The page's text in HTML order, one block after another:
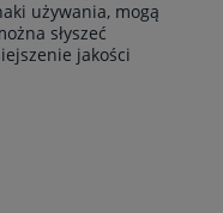
używania, mogą
słyszeć
jakości